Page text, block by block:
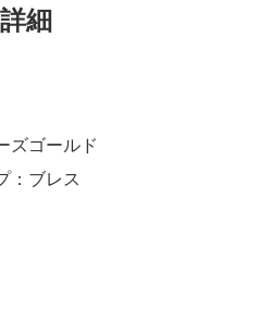
細
ズゴールド
：ブレス